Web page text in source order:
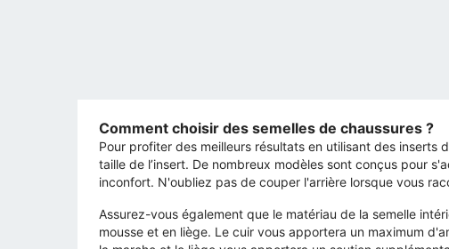
Comment choisir des semelles de chaussures ?
Pour profiter des meilleurs résultats en utilisant des inserts
taille de l’insert. De nombreux modèles sont conçus pour
inconfort. N'oubliez pas de couper l'arrière lorsque vous
Assurez-vous également que le matériau de la semelle
mousse et en liège. Le cuir vous apportera un maximum